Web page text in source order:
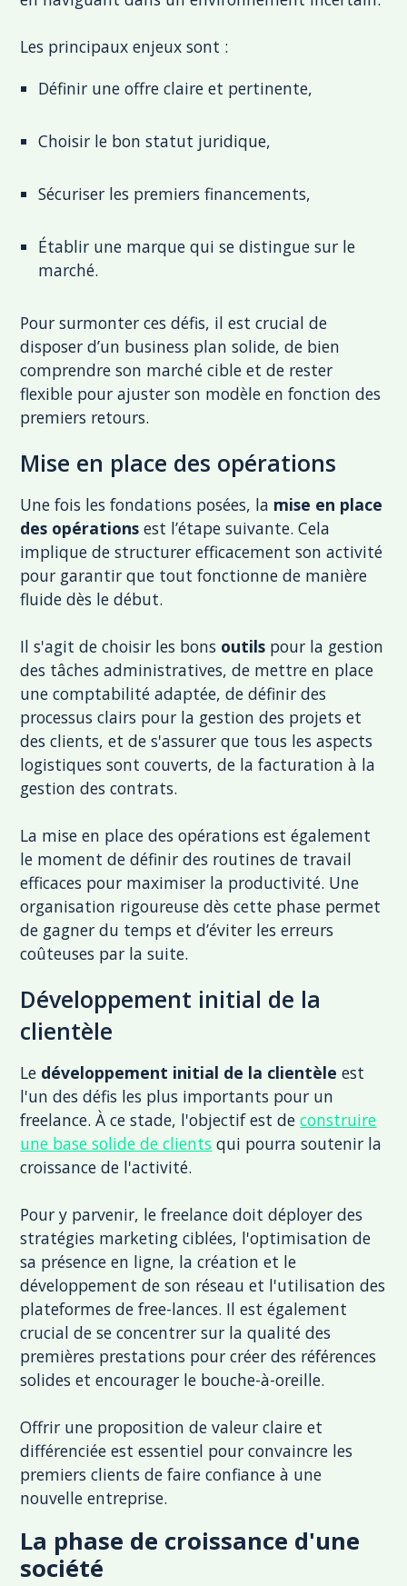
Les principaux enjeux sont :
Définir une offre claire et pertinente,
Choisir le bon statut juridique,
Sécuriser les premiers financements,
Établir une marque qui se distingue sur le
marché.
Pour surmonter ces défis, il est crucial de
disposer d’un business plan solide, de bien
comprendre son marché cible et de rester
flexible pour ajuster son modèle en fonction des
premiers retours.
Mise en place des opérations
Une fois les fondations posées, la mise en place
des opérations est l’étape suivante. Cela
implique de structurer efficacement son activité
pour garantir que tout fonctionne de manière
fluide dès le début.
Il s'agit de choisir les bons outils pour la gestion
des tâches administratives, de mettre en place
une comptabilité adaptée, de définir des
processus clairs pour la gestion des projets et
des clients, et de s'assurer que tous les aspects
logistiques sont couverts, de la facturation à la
gestion des contrats.
La mise en place des opérations est également
le moment de définir des routines de travail
efficaces pour maximiser la productivité. Une
organisation rigoureuse dès cette phase permet
de gagner du temps et d’éviter les erreurs
coûteuses par la suite.
Développement initial de la
clientèle
Le développement initial de la clientèleest
l'un des défis les plus importants pour un
freelance. À ce stade, l'objectif est deconstruire
une base solide de clients qui pourra soutenir la
croissance de l'activité.
Pour y parvenir, le freelance doit déployer des
stratégies marketing ciblées, l'optimisation de
sa présence en ligne, la création et le
développement de son réseau et l'utilisation des
plateformes de free-lances. Il est également
crucial de se concentrer sur la qualité des
premières prestations pour créer des références
solides et encourager le bouche-à-oreille.
Offrir une proposition de valeur claire et
différenciée est essentiel pour convaincre les
premiers clients de faire confiance à une
nouvelle entreprise.
La phase de croissance d'une
société